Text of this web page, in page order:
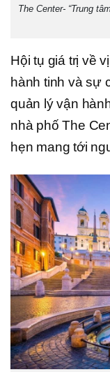
The Center- “Trung
Hội tụ giá trị về
hành tinh và sự
quản lý vận
nhà phố The
hẹn mang tới